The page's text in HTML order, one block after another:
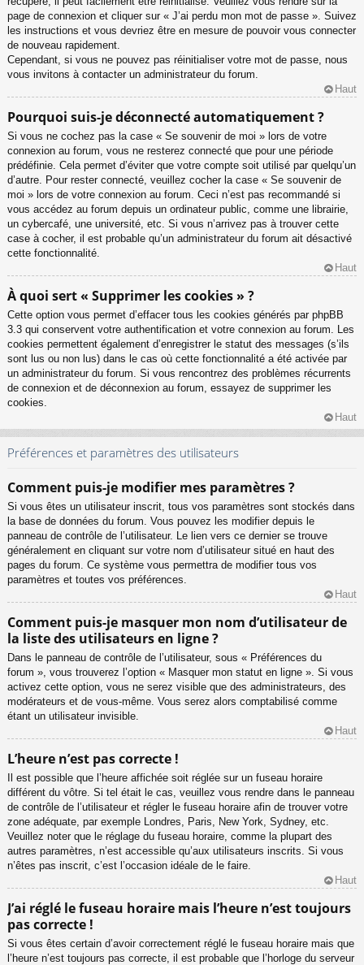
page de connexion et cliquer sur « J’ai perdu mon mot de passe ». Suivez
les instructions et vous devriez être en mesure de pouvoir vous connecter
de nouveau rapidement.
Cependant, si vous ne pouvez pas réinitialiser votre mot de passe, nous
vous invitons à contacter un administrateur du forum.
Haut
Pourquoi suis-je déconnecté automatiquement ?
Si vous ne cochez pas la case « Se souvenir de moi » lors de votre
connexion au forum, vous ne resterez connecté que pour une période
prédéfinie. Cela permet d’éviter que votre compte soit utilisé par quelqu’un
d’autre. Pour rester connecté, veuillez cocher la case « Se souvenir de
moi » lors de votre connexion au forum. Ceci n’est pas recommandé si
vous accédez au forum depuis un ordinateur public, comme une librairie,
un cybercafé, une université, etc. Si vous n’arrivez pas à trouver cette
case à cocher, il est probable qu’un administrateur du forum ait désactivé
cette fonctionnalité.
Haut
À quoi sert « Supprimer les cookies » ?
Cette option vous permet d’effacer tous les cookies générés par phpBB
3.3 qui conservent votre authentification et votre connexion au forum. Les
cookies permettent également d’enregistrer le statut des messages (s’ils
sont lus ou non lus) dans le cas où cette fonctionnalité a été activée par
un administrateur du forum. Si vous rencontrez des problèmes récurrents
de connexion et de déconnexion au forum, essayez de supprimer les
cookies.
Haut
Préférences et paramètres des utilisateurs
Comment puis-je modifier mes paramètres ?
Si vous êtes un utilisateur inscrit, tous vos paramètres sont stockés dans
la base de données du forum. Vous pouvez les modifier depuis le
panneau de contrôle de l’utilisateur. Le lien vers ce dernier se trouve
généralement en cliquant sur votre nom d’utilisateur situé en haut des
pages du forum. Ce système vous permettra de modifier tous vos
paramètres et toutes vos préférences.
Haut
Comment puis-je masquer mon nom d’utilisateur de
la liste des utilisateurs en ligne ?
Dans le panneau de contrôle de l’utilisateur, sous « Préférences du
forum », vous trouverez l’option « Masquer mon statut en ligne ». Si vous
activez cette option, vous ne serez visible que des administrateurs, des
modérateurs et de vous-même. Vous serez alors comptabilisé comme
étant un utilisateur invisible.
Haut
L’heure n’est pas correcte !
Il est possible que l’heure affichée soit réglée sur un fuseau horaire
différent du vôtre. Si tel était le cas, veuillez vous rendre dans le panneau
de contrôle de l’utilisateur et régler le fuseau horaire afin de trouver votre
zone adéquate, par exemple Londres, Paris, New York, Sydney, etc.
Veuillez noter que le réglage du fuseau horaire, comme la plupart des
autres paramètres, n’est accessible qu’aux utilisateurs inscrits. Si vous
n’êtes pas inscrit, c’est l’occasion idéale de le faire.
Haut
J’ai réglé le fuseau horaire mais l’heure n’est toujours
pas correcte !
Si vous êtes certain d’avoir correctement réglé le fuseau horaire mais que
l’heure n’est toujours pas correcte, il est probable que l’horloge du serveur